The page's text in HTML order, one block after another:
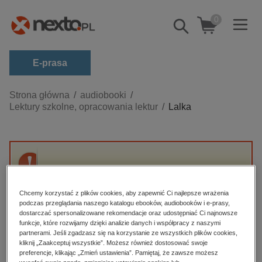
Pokaż/schowaj
wyszukiwarkę
0
E-prasa
Kategorie
Zobacz wszystkie E-prasa
budownictwo, aranżacja wnętrz
dzienniki
edukacja
hobby, sport, rozrywka
komputery, internet, technologie, informatyka
Strona główna
audiobooki
Lektury szkolne, opracowania lektur
Lalka
Przepraszamy, ale produkt „Lalka” nie jest
High-contrast mode
Polecane
Chcemy korzystać z plików cookies, aby zapewnić Ci najlepsze wrażenia
podczas przeglądania naszego katalogu ebooków, audiobooków i e-prasy,
dostarczać spersonalizowane rekomendacje oraz udostępniać Ci najnowsze
funkcje, które rozwijamy dzięki analizie danych i współpracy z naszymi
partnerami. Jeśli zgadzasz się na korzystanie ze wszystkich plików cookies,
kliknij „Zaakceptuj wszystkie”. Możesz również dostosować swoje
preferencje, klikając „Zmień ustawienia”. Pamiętaj, że zawsze możesz